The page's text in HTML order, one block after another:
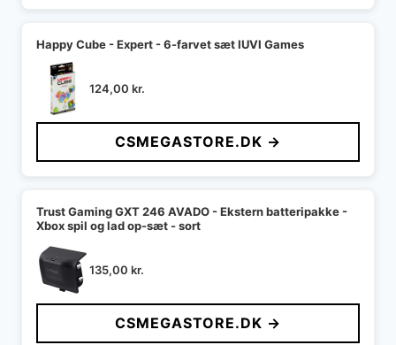
Happy Cube - Expert - 6-farvet sæt IUVI Games
124,00 kr.
CSMEGASTORE.DK →
Trust Gaming GXT 246 AVADO - Ekstern batteripakke -
Xbox spil og lad op-sæt - sort
135,00 kr.
CSMEGASTORE.DK →